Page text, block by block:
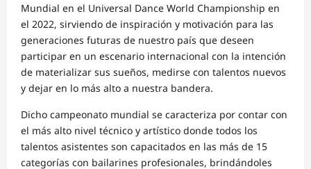
Mundial en el Universal Dance World Championship en
el 2022, sirviendo de inspiración y motivación para las
generaciones futuras de nuestro país que deseen
participar en un escenario internacional con la intención
de materializar sus sueños, medirse con talentos nuevos
y dejar en lo más alto a nuestra bandera.
Dicho campeonato mundial se caracteriza por contar con
el más alto nivel técnico y artístico donde todos los
talentos asistentes son capacitados en las más de 15
categorías con bailarines profesionales, brindándoles